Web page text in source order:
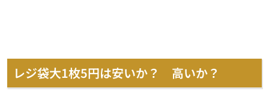
レジ袋大1枚5円は安いか？ 高いか？